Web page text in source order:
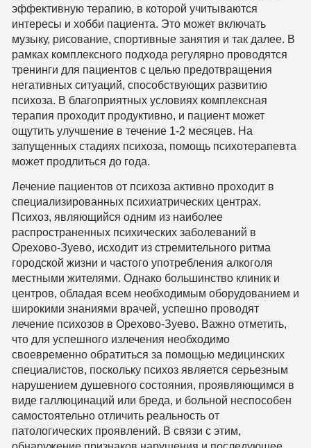
эффективную терапию, в которой учитываются
интересы и хобби пациента. Это может включать
музыку, рисование, спортивные занятия и так далее. В
рамках комплексного подхода регулярно проводятся
тренинги для пациентов с целью предотвращения
негативных ситуаций, способствующих развитию
психоза. В благоприятных условиях комплексная
терапия проходит продуктивно, и пациент может
ощутить улучшение в течение 1-2 месяцев. На
запущенных стадиях психоза, помощь психотерапевта
может продлиться до года.
Лечение пациентов от психоза активно проходит в
специализированных психиатрических центрах.
Психоз, являющийся одним из наиболее
распространенных психических заболеваний в
Орехово-Зуево, исходит из стремительного ритма
городской жизни и частого употребления алкоголя
местными жителями. Однако большинство клиник и
центров, обладая всем необходимым оборудованием и
широкими знаниями врачей, успешно проводят
лечение психозов в Орехово-Зуево. Важно отметить,
что для успешного излечения необходимо
своевременно обратиться за помощью медицинских
специалистов, поскольку психоз является серьезным
нарушением душевного состояния, проявляющимся в
виде галлюцинаций или бреда, и больной неспособен
самостоятельно отличить реальность от
патологических проявлений. В связи с этим,